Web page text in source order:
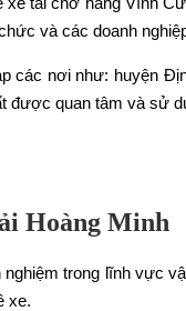
và các doanh
các nơi như: huyện
được quan tâm và sử
Hoàng Minh
trong lĩnh vực
xe.